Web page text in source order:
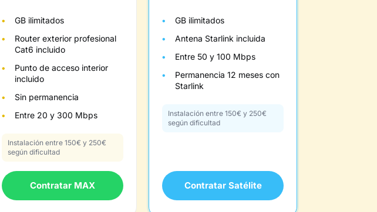
GB ilimitados
Router exterior profesional
Cat6 incluido
Punto de acceso interior
incluido
Sin permanencia
Entre 20 y 300 Mbps
Instalación entre 150€ y 250€
según dificultad
Contratar MAX
GB ilimitados
Antena Starlink incluida
Entre 50 y 100 Mbps
Permanencia 12 meses con
Starlink
Instalación entre 150€ y 250€
según dificultad
Contratar Satélite